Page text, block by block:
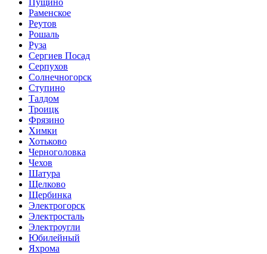
Пущино
Раменское
Реутов
Рошаль
Руза
Сергиев Посад
Серпухов
Солнечногорск
Ступино
Талдом
Троицк
Фрязино
Химки
Хотьково
Черноголовка
Чехов
Шатура
Щелково
Щербинка
Электрогорск
Электросталь
Электроугли
Юбилейный
Яхрома